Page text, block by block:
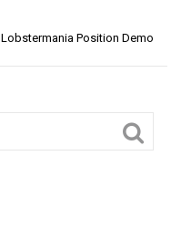
Lobstermania Position Demo